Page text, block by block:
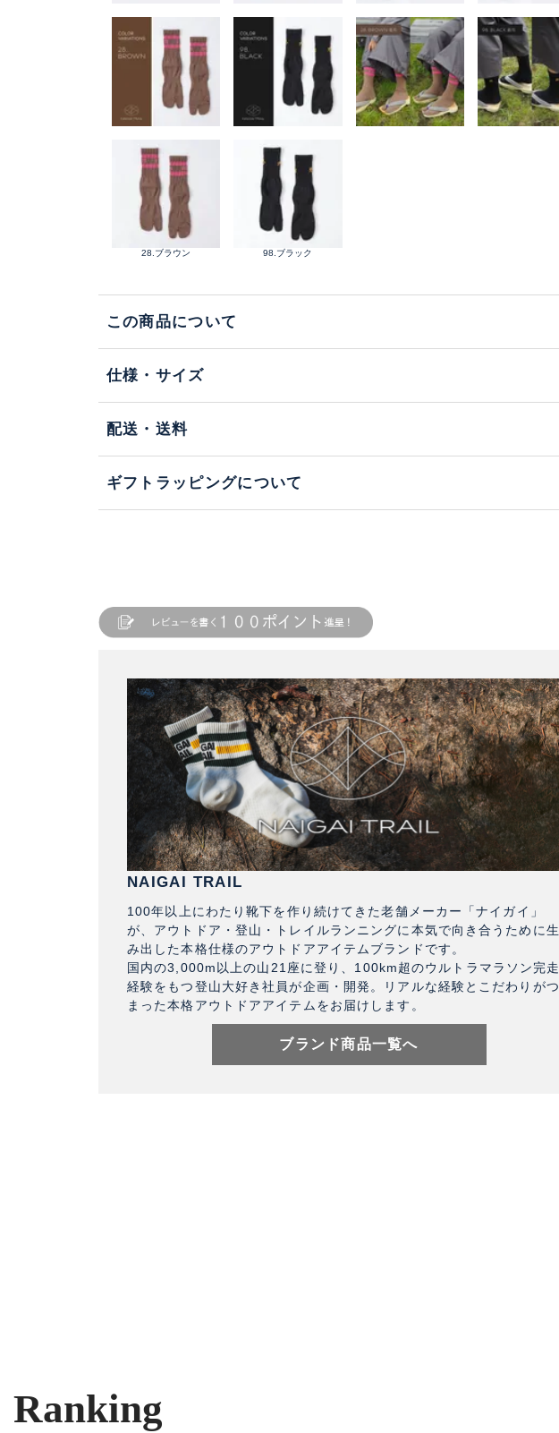
28.ブラウン 98.ブラック
この商品について
仕様・サイズ
配送・送料
ギフトラッピングについて
NAIGAI TRAIL
100年以上にわたり靴下を作り続けてきた老舗メーカー「ナイガイ」
が、アウトドア・登山・トレイルランニングに本気で向き合うために生
み出した本格仕様のアウトドアアイテムブランドです。
国内の3,000m以上の山21座に登り、100km超のウルトラマラソン完走
経験をもつ登山大好き社員が企画・開発。リアルな経験とこだわりがつ
まった本格アウトドアアイテムをお届けします。
ブランド商品一覧へ
Ranking